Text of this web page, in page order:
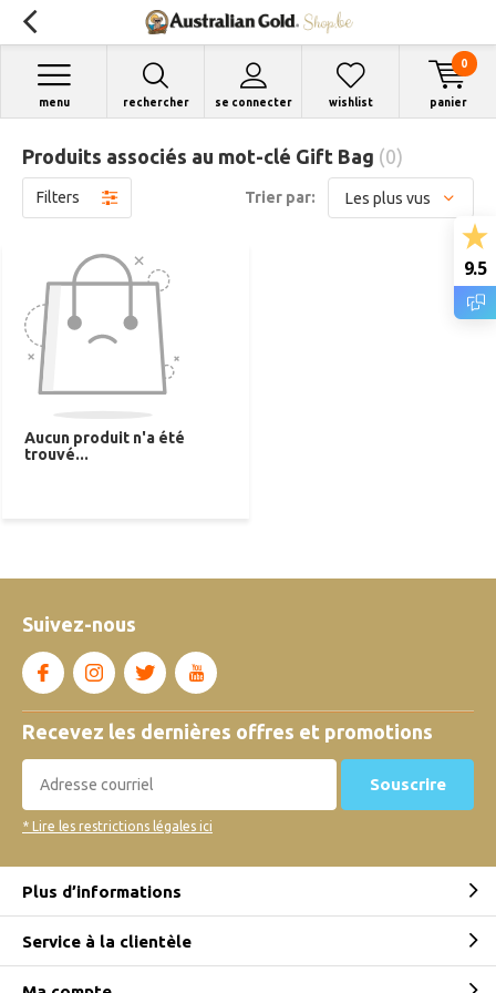
rechercher se connecter
menu wishlist panier
0
Produits associés au mot-clé Gift Bag (0)
Filters Trier par:
Aucun produit n'a été
trouvé...
Suivez-nous
Recevez les dernières offres et promotions
Souscrire
* Lire les restrictions légales ici
Plus d’informations
Service à la clientèle
9.5